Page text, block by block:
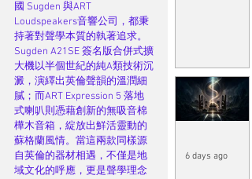
國 Sugden 與ART
Loudspeakers音響公司，都秉
持著對聲學本質的執著追求。
Sugden A21SE 簽名版合併式擴
大機以半個世紀的純A類技術沉
澱，演繹出英倫聲韻的溫潤細
膩；而ART Expression 5 落地
式喇叭則憑藉創新的無吸音棉
樺木音箱，綻放出鮮活靈動的
蘇格蘭風情。當這兩款同樣源
自英倫的器材相遇，不僅是地
域文化的呼應，更是聲學理念
6 days ago